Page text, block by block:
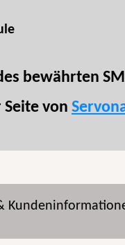
bewährten
von